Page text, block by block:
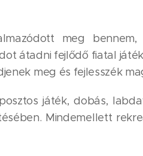
meg
átadni fejlődő fiatal
meg és fejlesszék
játék, dobás,
Mindemellett